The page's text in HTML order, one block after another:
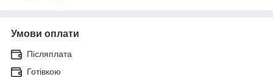
Умови оплати
Післяплата
Готівкою